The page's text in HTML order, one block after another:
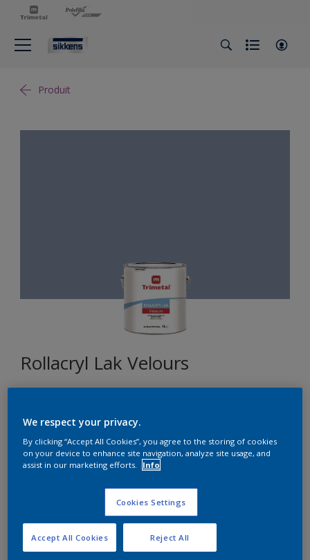
Produit
Rollacryl Lak Velours
Format
2,5L
Quantité Calculateur de peinture
Calculer
We respect your privacy.
By clicking “Accept All Cookies”, you agree to the storing of cookies
on your device to enhance site navigation, analyze site usage, and
assist in our marketing efforts.
Info
Cookies Settings
Reject All
Accept All Cookies